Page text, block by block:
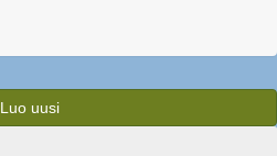
Luo uusi